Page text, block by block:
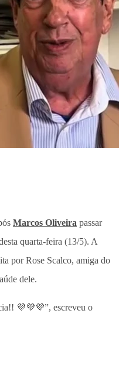
Marcos Oliveira passar
quarta-feira (13/5). A
por Rose Scalco, amiga do
dele.
💜💜💜”, escreveu o